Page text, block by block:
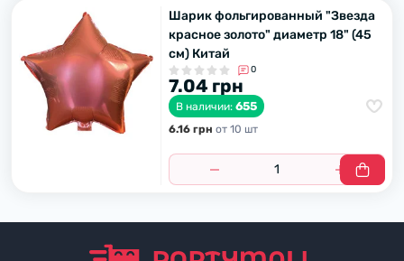
Шарик фольгированный "Звезда
красное золото" диаметр 18" (45
см) Китай
0
7.04 грн
В наличии: 655
6.16 грн от 10 шт